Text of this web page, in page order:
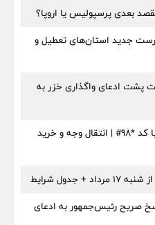
بعدی پرسپولیس یا اروپا؟
۱۴ مرداد | فهرست جدید استان‌های تعطیل و
پشت ادعای واگذاری خزر به
نحوه فعال‌سازی کیف پول ایران با کد *98# | انتقال وجه و خرید
صریح رئیس‌جمهور به ادعای